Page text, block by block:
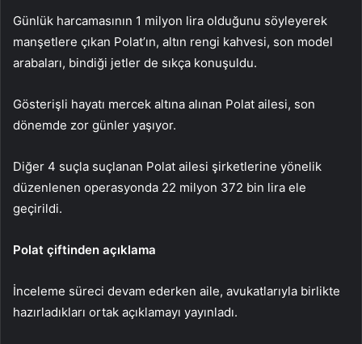
Günlük harcamasının 1 milyon lira olduğunu söyleyerek
manşetlere çıkan Polat’ın, altın rengi kahvesi, son model
arabaları, bindiği jetler de sıkça konuşuldu.
Gösterişli hayatı mercek altına alınan Polat ailesi, son
dönemde zor günler yaşıyor.
Diğer 4 suçla suçlanan Polat ailesi şirketlerine yönelik
düzenlenen operasyonda 22 milyon 372 bin lira ele
geçirildi.
Polat çiftinden açıklama
İnceleme süreci devam ederken aile, avukatlarıyla birlikte
hazırladıkları ortak açıklamayı yayınladı.